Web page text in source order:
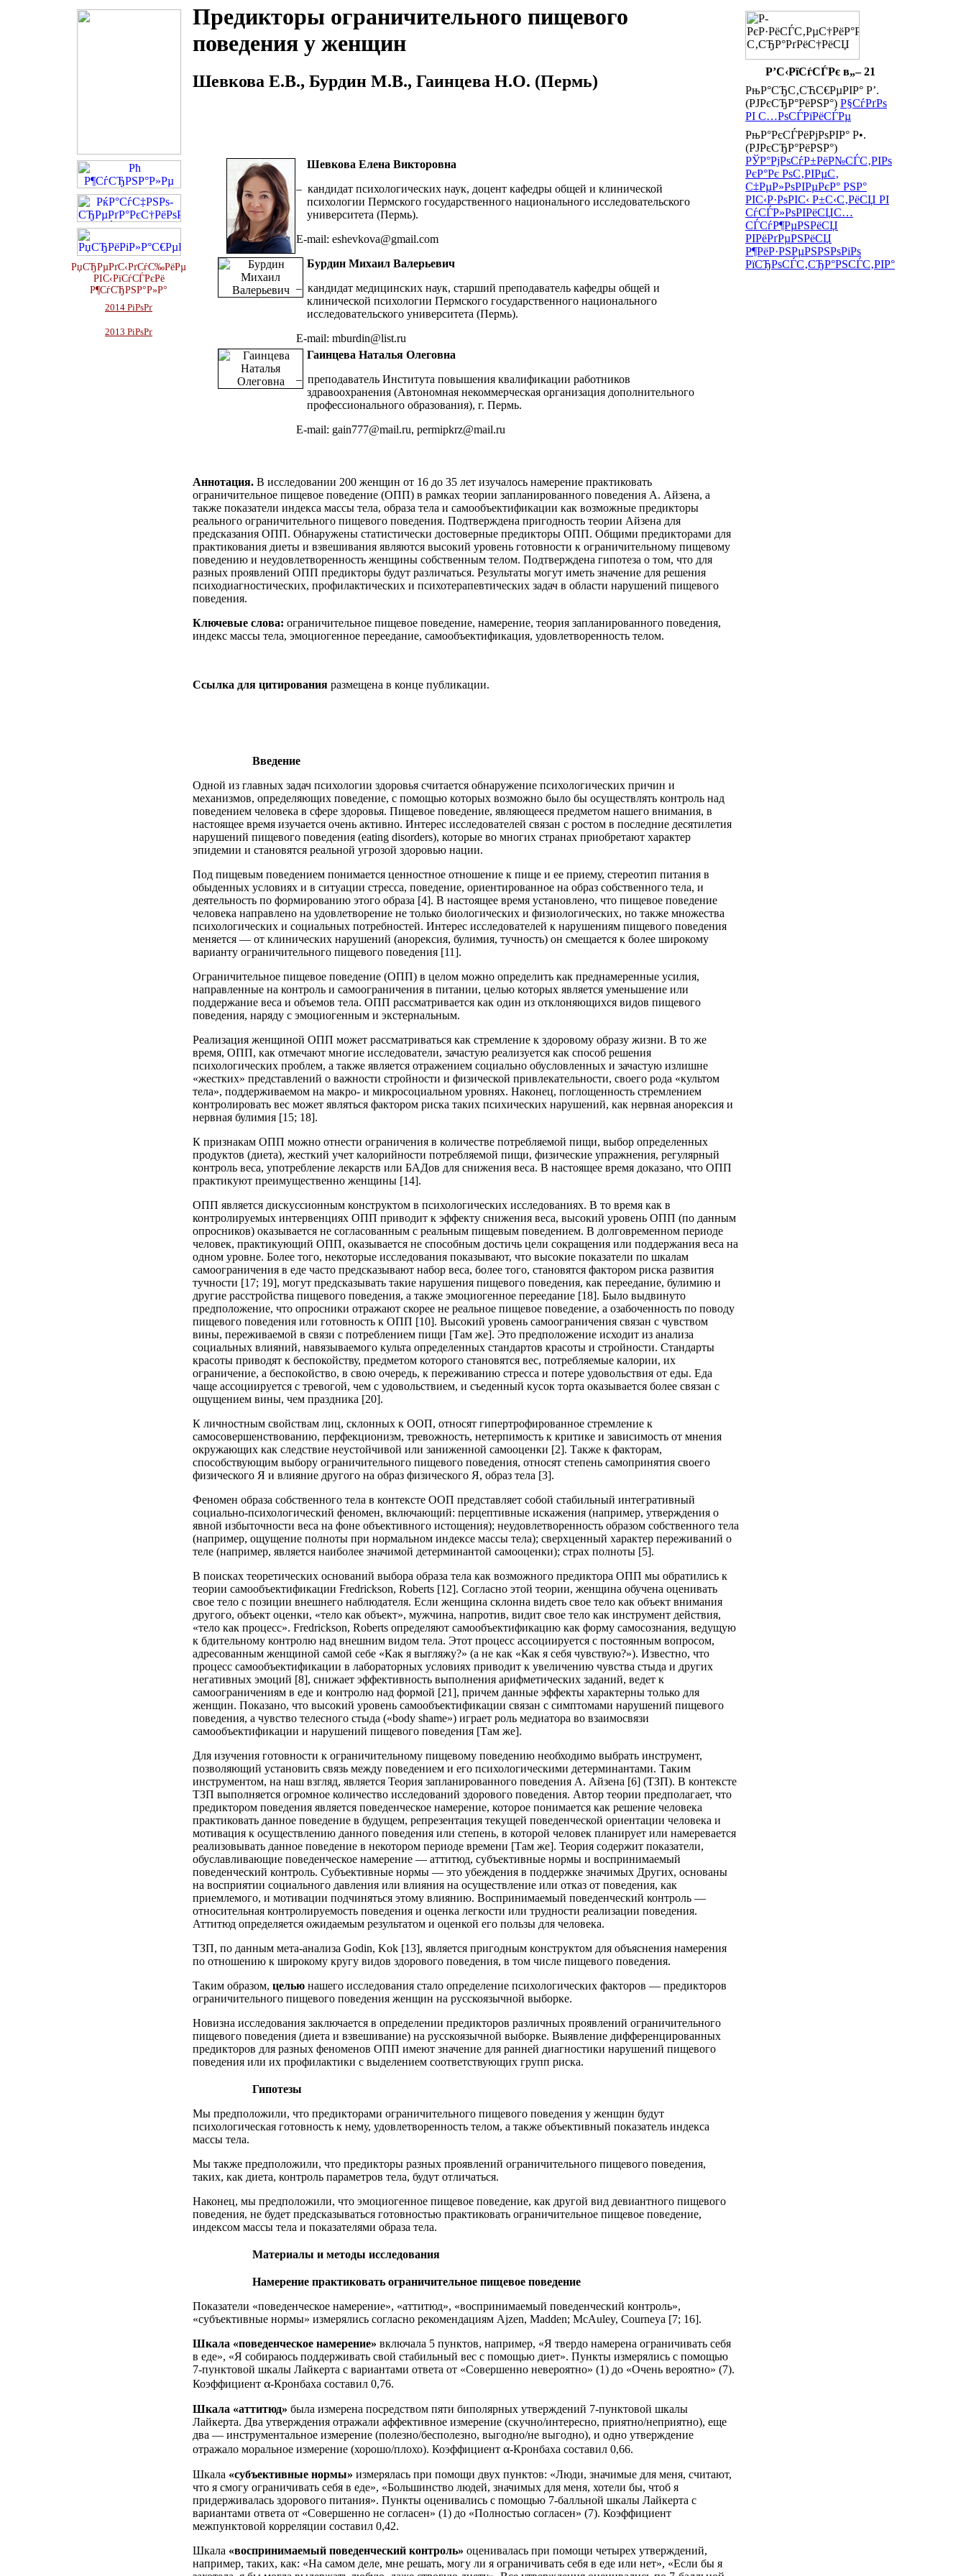
РџСЂРµРґС‹РґСѓС‰РёРµ
РІС‹РїСѓСЃРєРё
Р¶СѓСЂРЅР°Р»Р°
2014 РіРѕРґ
2013 РіРѕРґ
Предикторы ограничительного пищевого
поведения у женщин
Шевкова Е.В., Бурдин М.В., Гаинцева Н.О. (Пермь)
Шевкова Елена Викторовна
– кандидат психологических наук, доцент кафедры общей и клинической
психологии Пермского государственного национального исследовательского
университета (Пермь).
E-mail: eshevkova@gmail.com
Бурдин Михаил Валерьевич
– кандидат медицинских наук, старший преподаватель кафедры общей и
клинической психологии Пермского государственного национального
исследовательского университета (Пермь).
E-mail: mburdin@list.ru
Гаинцева Наталья Олеговна
– преподаватель Института повышения квалификации работников
здравоохранения (Автономная некоммерческая организация дополнительного
профессионального образования), г. Пермь.
E-mail: gain777@mail.ru, permipkrz@mail.ru
Аннотация. В исследовании 200 женщин от 16 до 35 лет изучалось намерение практиковать
ограничительное пищевое поведение (ОПП) в рамках теории запланированного поведения А. Айзена, а
также показатели индекса массы тела, образа тела и самообъектификации как возможные предикторы
реального ограничительного пищевого поведения. Подтверждена пригодность теории Айзена для
предсказания ОПП. Обнаружены статистически достоверные предикторы ОПП. Общими предикторами для
практикования диеты и взвешивания являются высокий уровень готовности к ограничительному пищевому
поведению и неудовлетворенность женщины собственным телом. Подтверждена гипотеза о том, что для
разных проявлений ОПП предикторы будут различаться. Результаты могут иметь значение для решения
психодиагностических, профилактических и психотерапевтических задач в области нарушений пищевого
поведения.
Ключевые слова: ограничительное пищевое поведение, намерение, теория запланированного поведения,
индекс массы тела, эмоциогенное переедание, самообъектификация, удовлетворенность телом.
Ссылка для цитирования размещена в конце публикации.
Введение
Одной из главных задач психологии здоровья считается обнаружение психологических причин и
механизмов, определяющих поведение, с помощью которых возможно было бы осуществлять контроль над
поведением человека в сфере здоровья. Пищевое поведение, являющееся предметом нашего внимания, в
настоящее время изучается очень активно. Интерес исследователей связан с ростом в последние десятилетия
нарушений пищевого поведения (eating disorders), которые во многих странах приобретают характер
эпидемии и становятся реальной угрозой здоровью нации.
Под пищевым поведением понимается ценностное отношение к пище и ее приему, стереотип питания в
обыденных условиях и в ситуации стресса, поведение, ориентированное на образ собственного тела, и
деятельность по формированию этого образа [4]. В настоящее время установлено, что пищевое поведение
человека направлено на удовлетворение не только биологических и физиологических, но также множества
психологических и социальных потребностей. Интерес исследователей к нарушениям пищевого поведения
меняется — от клинических нарушений (анорексия, булимия, тучность) он смещается к более широкому
варианту ограничительного пищевого поведения [11].
Ограничительное пищевое поведение (ОПП) в целом можно определить как преднамеренные усилия,
направленные на контроль и самоограничения в питании, целью которых является уменьшение или
поддержание веса и объемов тела. ОПП рассматривается как один из отклоняющихся видов пищевого
поведения, наряду с эмоциогенным и экстернальным.
Реализация женщиной ОПП может рассматриваться как стремление к здоровому образу жизни. В то же
время, ОПП, как отмечают многие исследователи, зачастую реализуется как способ решения
психологических проблем, а также является отражением социально обусловленных и зачастую излишне
«жестких» представлений о важности стройности и физической привлекательности, своего рода «культом
тела», поддерживаемом на макро- и микросоциальном уровнях. Наконец, поглощенность стремлением
контролировать вес может являться фактором риска таких психических нарушений, как нервная анорексия и
нервная булимия [15; 18].
К признакам ОПП можно отнести ограничения в количестве потребляемой пищи, выбор определенных
продуктов (диета), жесткий учет калорийности потребляемой пищи, физические упражнения, регулярный
контроль веса, употребление лекарств или БАДов для снижения веса. В настоящее время доказано, что ОПП
практикуют преимущественно женщины [14].
ОПП является дискуссионным конструктом в психологических исследованиях. В то время как в
контролируемых интервенциях ОПП приводит к эффекту снижения веса, высокий уровень ОПП (по данным
опросников) оказывается не согласованным с реальным пищевым поведением. В долговременном периоде
человек, практикующий ОПП, оказывается не способным достичь цели сокращения или поддержания веса на
одном уровне. Более того, некоторые исследования показывают, что высокие показатели по шкалам
самоограничения в еде часто предсказывают набор веса, более того, становятся фактором риска развития
тучности [17; 19], могут предсказывать такие нарушения пищевого поведения, как переедание, булимию и
другие расстройства пищевого поведения, а также эмоциогенное переедание [18]. Было выдвинуто
предположение, что опросники отражают скорее не реальное пищевое поведение, а озабоченность по поводу
пищевого поведения или готовность к ОПП [10]. Высокий уровень самоограничения связан с чувством
вины, переживаемой в связи с потреблением пищи [Там же]. Это предположение исходит из анализа
социальных влияний, навязываемого культа определенных стандартов красоты и стройности. Стандарты
красоты приводят к беспокойству, предметом которого становятся вес, потребляемые калории, их
ограничение, а беспокойство, в свою очередь, к переживанию стресса и потере удовольствия от еды. Еда
чаще ассоциируется с тревогой, чем с удовольствием, и съеденный кусок торта оказывается более связан с
ощущением вины, чем праздника [20].
К личностным свойствам лиц, склонных к ООП, относят гипертрофированное стремление к
самосовершенствованию, перфекционизм, тревожность, нетерпимость к критике и зависимость от мнения
окружающих как следствие неустойчивой или заниженной самооценки [2]. Также к факторам,
способствующим выбору ограничительного пищевого поведения, относят степень самопринятия своего
физического Я и влияние другого на образ физического Я, образ тела [3].
Феномен образа собственного тела в контексте ООП представляет собой стабильный интегративный
социально-психологический феномен, включающий: перцептивные искажения (например, утверждения о
явной избыточности веса на фоне объективного истощения); неудовлетворенность образом собственного тела
(например, ощущение полноты при нормальном индексе массы тела); сверхценный характер переживаний о
теле (например, является наиболее значимой детерминантой самооценки); страх полноты [5].
В поисках теоретических оснований выбора образа тела как возможного предиктора ОПП мы обратились к
теории самообъектификации Fredrickson, Roberts [12]. Согласно этой теории, женщина обучена оценивать
свое тело с позиции внешнего наблюдателя. Если женщина склонна видеть свое тело как объект внимания
другого, объект оценки, «тело как объект», мужчина, напротив, видит свое тело как инструмент действия,
«тело как процесс». Fredrickson, Roberts определяют самообъектификацию как форму самосознания, ведущую
к бдительному контролю над внешним видом тела. Этот процесс ассоциируется с постоянным вопросом,
адресованным женщиной самой себе «Как я выгляжу?» (а не как «Как я себя чувствую?»). Известно, что
процесс самообъектификации в лабораторных условиях приводит к увеличению чувства стыда и других
негативных эмоций [8], снижает эффективность выполнения арифметических заданий, ведет к
самоограничениям в еде и контролю над формой [21], причем данные эффекты характерны только для
женщин. Показано, что высокий уровень самообъектификации связан с симптомами нарушений пищевого
поведения, а чувство телесного стыда («body shame») играет роль медиатора во взаимосвязи
самообъектификации и нарушений пищевого поведения [Там же].
Для изучения готовности к ограничительному пищевому поведению необходимо выбрать инструмент,
позволяющий установить связь между поведением и его психологическими детерминантами. Таким
инструментом, на наш взгляд, является Теория запланированного поведения А. Айзена [6] (ТЗП). В контексте
ТЗП выполняется огромное количество исследований здорового поведения. Автор теории предполагает, что
предиктором поведения является поведенческое намерение, которое понимается как решение человека
практиковать данное поведение в будущем, репрезентация текущей поведенческой ориентации человека и
мотивация к осуществлению данного поведения или степень, в которой человек планирует или намеревается
реализовывать данное поведение в некотором периоде времени [Там же]. Теория содержит показатели,
обуславливающие поведенческое намерение — аттитюд, субъективные нормы и воспринимаемый
поведенческий контроль. Субъективные нормы — это убеждения в поддержке значимых Других, основаны
на восприятии социального давления или влияния на осуществление или отказ от поведения, как
приемлемого, и мотивации подчиняться этому влиянию. Воспринимаемый поведенческий контроль —
относительная контролируемость поведения и оценка легкости или трудности реализации поведения.
Аттитюд определяется ожидаемым результатом и оценкой его пользы для человека.
ТЗП, по данным мета-анализа Godin, Kok [13], является пригодным конструктом для объяснения намерения
по отношению к широкому кругу видов здорового поведения, в том числе пищевого поведения.
Таким образом, целью нашего исследования стало определение психологических факторов — предикторов
ограничительного пищевого поведения женщин на русскоязычной выборке.
Новизна исследования заключается в определении предикторов различных проявлений ограничительного
пищевого поведения (диета и взвешивание) на русскоязычной выборке. Выявление дифференцированных
предикторов для разных феноменов ОПП имеют значение для ранней диагностики нарушений пищевого
поведения или их профилактики с выделением соответствующих групп риска.
Гипотезы
Мы предположили, что предикторами ограничительного пищевого поведения у женщин будут
психологическая готовность к нему, удовлетворенность телом, а также объективный показатель индекса
массы тела.
Мы также предположили, что предикторы разных проявлений ограничительного пищевого поведения,
таких, как диета, контроль параметров тела, будут отличаться.
Наконец, мы предположили, что эмоциогенное пищевое поведение, как другой вид девиантного пищевого
поведения, не будет предсказываться готовностью практиковать ограничительное пищевое поведение,
индексом массы тела и показателями образа тела.
Материалы и методы исследования
Намерение практиковать ограничительное пищевое поведение
Показатели «поведенческое намерение», «аттитюд», «воспринимаемый поведенческий контроль»,
«субъективные нормы» измерялись согласно рекомендациям Ajzen, Madden; McAuley, Courneya [7; 16].
Шкала «поведенческое намерение» включала 5 пунктов, например, «Я твердо намерена ограничивать себя
в еде», «Я собираюсь поддерживать свой стабильный вес с помощью диет». Пункты измерялись с помощью
7-пунктовой шкалы Лайкерта с вариантами ответа от «Совершенно невероятно» (1) до «Очень вероятно» (7).
Коэффициент α-Кронбаха составил 0,76.
Шкала «аттитюд» была измерена посредством пяти биполярных утверждений 7-пунктовой шкалы
Лайкерта. Два утверждения отражали аффективное измерение (скучно/интересно, приятно/неприятно), еще
два — инструментальное измерение (полезно/бесполезно, выгодно/не выгодно), и одно утверждение
отражало моральное измерение (хорошо/плохо). Коэффициент α-Кронбаха составил 0,66.
Шкала «субъективные нормы» измерялась при помощи двух пунктов: «Люди, значимые для меня, считают,
что я смогу ограничивать себя в еде», «Большинство людей, значимых для меня, хотели бы, чтоб я
придерживалась здорового питания». Пункты оценивались с помощью 7-балльной шкалы Лайкерта с
вариантами ответа от «Совершенно не согласен» (1) до «Полностью согласен» (7). Коэффициент
межпунктовой корреляции составил 0,42.
Шкала «воспринимаемый поведенческий контроль» оценивалась при помощи четырех утверждений,
например, таких, как: «На самом деле, мне решать, могу ли я ограничивать себя в еде или нет», «Если бы я
Р’С‹РїСѓСЃРє в„– 21
РњР°СЂС‚СЋС€РµРІР° Р’.
(РЈРєСЂР°РёРЅР°) Р§СѓРґРѕ
РІ С…РѕСЃРїРёСЃРµ
РњР°РєСЃРёРјРѕРІР° Р•.
(РЈРєСЂР°РёРЅР°)
РЎР°РјРѕСѓР±РёР№СЃС‚РІРѕ
РєР°Рє РѕС‚РІРµС‚
С‡РµР»РѕРІРµРєР° РЅР°
РІС‹Р·РѕРІС‹ Р±С‹С‚РёСЏ РІ
СѓСЃР»РѕРІРёСЏС…
СЃСѓР¶РµРЅРёСЏ
РІРёРґРµРЅРёСЏ
Р¶РёР·РЅРµРЅРЅРѕРіРѕ
РїСЂРѕСЃС‚СЂР°РЅСЃС‚РІР°